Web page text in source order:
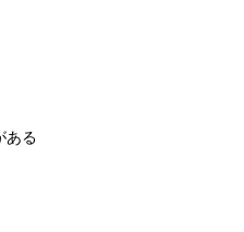
ある